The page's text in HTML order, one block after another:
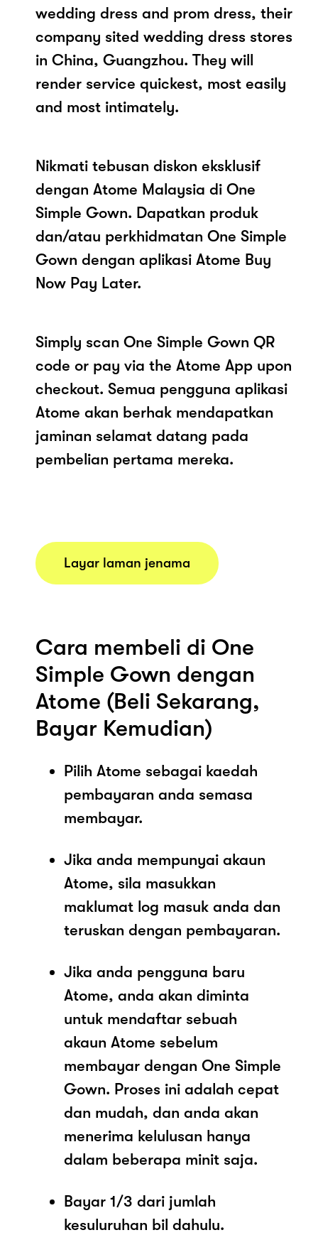
wedding dress and prom dress, their
company sited wedding dress stores
in China, Guangzhou. They will
render service quickest, most easily
and most intimately.
Nikmati tebusan diskon eksklusif
dengan Atome Malaysia di One
Simple Gown. Dapatkan produk
dan/atau perkhidmatan One Simple
Gown dengan aplikasi Atome Buy
Now Pay Later.
Simply scan One Simple Gown QR
code or pay via the Atome App upon
checkout. Semua pengguna aplikasi
Atome akan berhak mendapatkan
jaminan selamat datang pada
pembelian pertama mereka.
Layar laman jenama
Cara membeli di One
Simple Gown dengan
Atome (Beli Sekarang,
Bayar Kemudian)
Pilih Atome sebagai kaedah
pembayaran anda semasa
membayar.
Jika anda mempunyai akaun
Atome, sila masukkan
maklumat log masuk anda dan
teruskan dengan pembayaran.
Jika anda pengguna baru
Atome, anda akan diminta
untuk mendaftar sebuah
akaun Atome sebelum
membayar dengan One Simple
Gown. Proses ini adalah cepat
dan mudah, dan anda akan
menerima kelulusan hanya
dalam beberapa minit saja.
Bayar 1/3 dari jumlah
kesuluruhan bil dahulu.